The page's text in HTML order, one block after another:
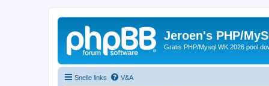
Jeroen's PHP/
Gratis PHP/Mysql WK 2026 pool
Snelle links V&A